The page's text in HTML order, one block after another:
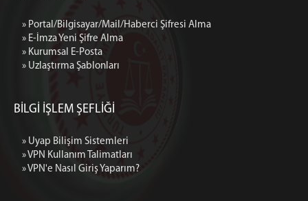
» Portal/Bilgisayar/Mail/Haberci Şifresi Alma
» E-İmza Yeni Şifre Alma
» Kurumsal E-Posta
» Uzlaştırma Şablonları
BİLGİ İŞLEM ŞEFLİĞİ
» Uyap Bilişim Sistemleri
» VPN Kullanım Talimatları
» VPN'e Nasıl Giriş Yaparım?